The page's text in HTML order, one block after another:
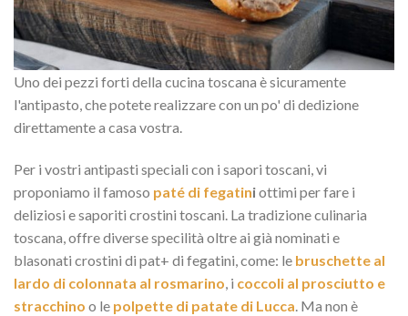
Uno dei pezzi forti della cucina toscana è sicuramente
l'antipasto, che potete realizzare con un po' di dedizione
direttamente a casa vostra.
Per i vostri antipasti speciali con i sapori toscani, vi
proponiamo il famoso paté di fegatiniottimi per fare i
deliziosi e saporiti crostini toscani. La tradizione culinaria
toscana, offre diverse specilità oltre ai già nominati e
blasonati crostini di pat+ di fegatini, come: le bruschette al
lardo di colonnata al rosmarino, i coccoli al prosciutto e
stracchino o le polpette di patate di Lucca. Ma non è